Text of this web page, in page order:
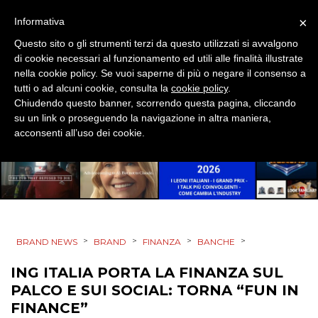
PRODOTTI
PUNTI VENDITA
CSR
STRATEGIE
CINEMA
DIGITALE
EDITORIA
BRAND NEWS > BRAND > FINANZA > BANCHE >
ING ITALIA PORTA LA FINANZA SUL
PALCO E SUI SOCIAL: TORNA “FUN IN
FINANCE”
×
Informativa
Questo sito o gli strumenti terzi da questo utilizzati si avvalgono
di cookie necessari al funzionamento ed utili alle finalità illustrate
nella cookie policy. Se vuoi saperne di più o negare il consenso a
tutti o ad alcuni cookie, consulta la cookie policy.
Chiudendo questo banner, scorrendo questa pagina, cliccando
su un link o proseguendo la navigazione in altra maniera,
acconsenti all’uso dei cookie.